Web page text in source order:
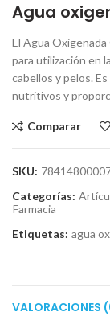
Agua
El Agua
para utilización en
cabellos y pelos.
nutritivos y
Comparar
SKU:
Categorías:
Farmacia
Etiquetas: agua
VALORACIONES